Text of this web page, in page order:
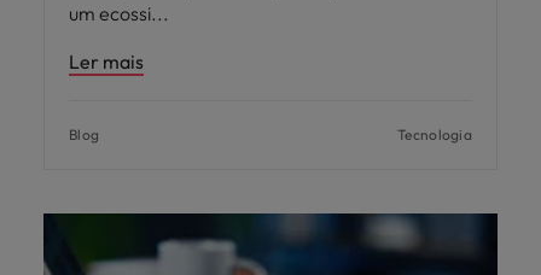
um ecossi
Ler mais
Blog Tecnologia